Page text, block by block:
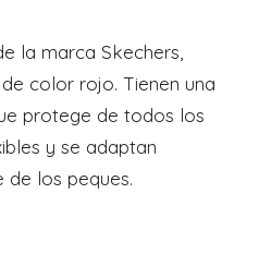
la marca Skechers,
color rojo. Tienen una
protege de todos los
y se adaptan
de los peques.